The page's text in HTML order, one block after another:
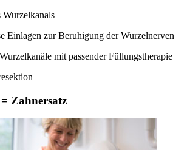
Wurzelkanals
Einlagen zur Beruhigung der Wurzelnerven
mit passender Füllungstherapie
Zahnersatz